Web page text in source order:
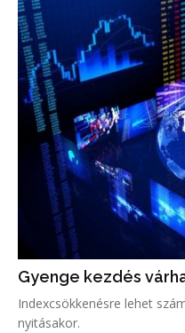
Gyenge kezdés
Indexcsökkenésre lehet
nyitásakor.